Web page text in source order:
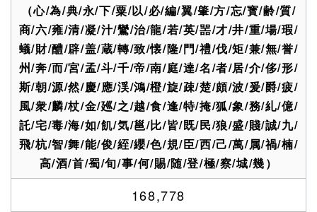
（心/為/典/永/下/粟/以/必/編/翼/肇/方/忘/寳/齢/質/
商/六/雍/清/凝/汁/鸞/治/龍/若/英/噐/才/井/重/場/瑕/
蟻/財/醴/辟/盖/蔵/轉/致/懐/隆/門/禮/伐/矩/兼/無/誉/
州/奔/而/宮/孟/斗/千/帝/南/庭/達/名/者/居/介/侈/形/
斯/朝/源/然/慶/應/渓/鴻/橙/旋/疎/楚/頗/波/爰/爵/疲/
風/衆/麟/杖/金/廵/之/越/食/逢/特/掩/狐/象/務/糺/億/
託/宅/毒/海/如/飢/気/邕/比/皆/既/民/狼/盛/賤/誠/九/
飛/杭/智/舞/能/俊/絰/纓/色/規/臣/西/己/萬/属/禍/楠/
高/酒/首/蜀/旬/事/何/賜/随/登/極/察/城/幾）
168,778